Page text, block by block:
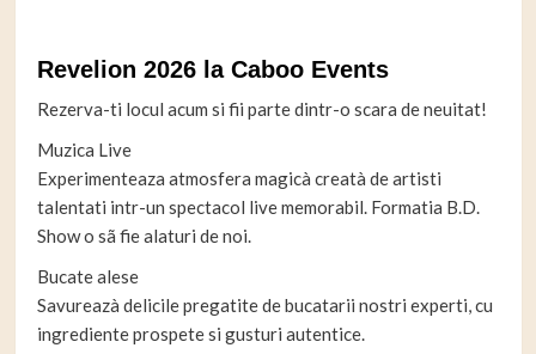
Revelion 2026 la Caboo Events
Rezerva-ti locul acum si fii parte dintr-o scara de neuitat!
Muzica Live
Experimenteaza atmosfera magicà creatà de artisti
talentati intr-un spectacol live memorabil. Formatia B.D.
Show o sã fie alaturi de noi.
Bucate alese
Savureazà delicile pregatite de bucatarii nostri experti, cu
ingrediente prospete si gusturi autentice.